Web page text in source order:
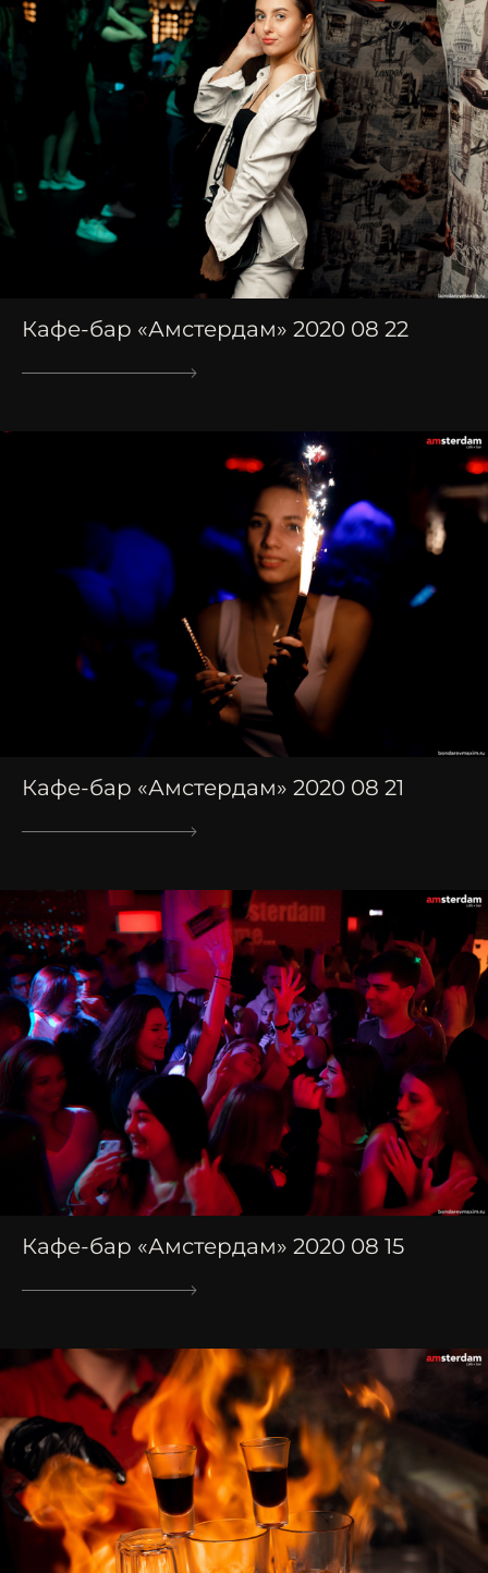
Кафе-бар «Амстердам» 2020 08 22
Кафе-бар «Амстердам» 2020 08 21
Кафе-бар «Амстердам» 2020 08 15